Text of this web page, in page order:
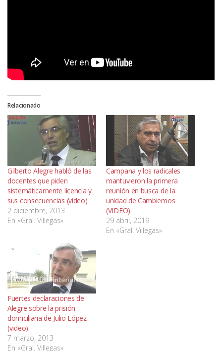
Relacionado
Gilberto Alegre habló de las
docentes que piden
sistemáticamente licencia y
sus consecuencias (video)
2 diciembre, 2013
En «Gral. Villegas»
Campana y los radicales
mantuvieron la primera
reunión en busca de la
unidad de Cambiemos
(VIDEO)
29 abril, 2019
En «Gral. Villegas»
Fuertes declaraciones de
Alegre sobre la prisión
domiciliaria de Julio López
(video)
7 marzo, 2013
En «Gral. Villegas»